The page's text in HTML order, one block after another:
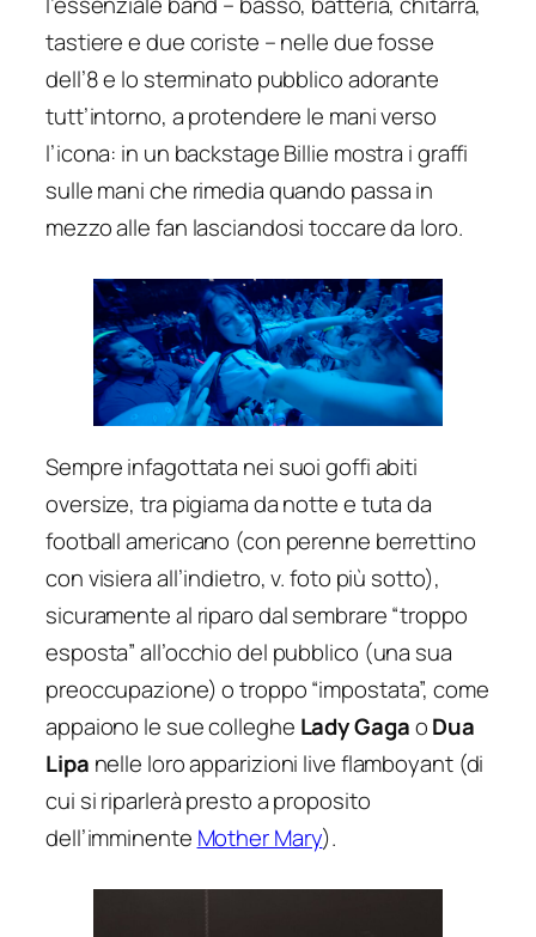
tastiere e due coriste – nelle due fosse
dell’8 e lo sterminato pubblico adorante
tutt’intorno, a protendere le mani verso
l’icona: in un backstage Billie mostra i graffi
sulle mani che rimedia quando passa in
mezzo alle fan lasciandosi toccare da loro.
Sempre infagottata nei suoi goffi abiti
oversize, tra pigiama da notte e tuta da
football americano (con perenne berrettino
con visiera all’indietro, v. foto più sotto),
sicuramente al riparo dal sembrare “troppo
esposta” all’occhio del pubblico (una sua
preoccupazione) o troppo “impostata”, come
appaiono le sue colleghe Lady GagaoDua
Lipa nelle loro apparizioni live flamboyant (di
cui si riparlerà presto a proposito
dell’imminente Mother Mary).